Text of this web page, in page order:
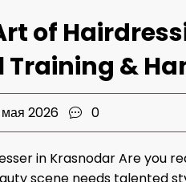
of
Training &
2026 0
in Krasnodar Are you
scene needs talented